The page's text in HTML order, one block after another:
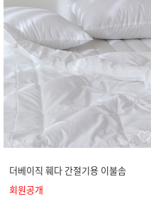
더베이직 훼다 간절기용 이불솜
회원공개